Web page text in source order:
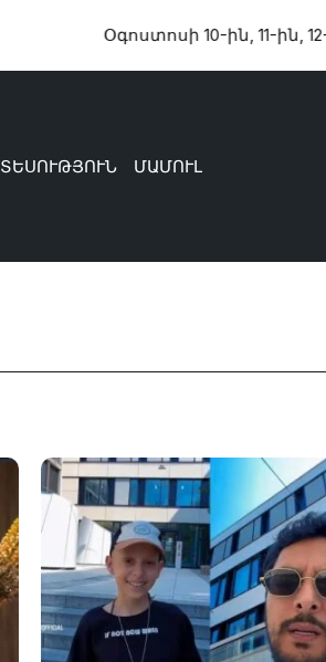
Օգոստոսի 10-ին, 11-ին, 12-ին և
ՄԱՄՈՒԼ